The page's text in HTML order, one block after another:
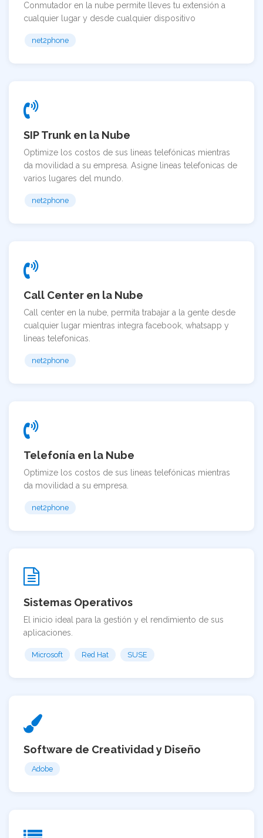
Conmutador en la nube permite lleves tu extensión a
cualquier lugar y desde cualquier dispositivo
net2phone
SIP Trunk en la Nube
Optimize los costos de sus lineas telefónicas mientras
da movilidad a su empresa. Asigne lineas telefonicas de
varios lugares del mundo.
net2phone
Call Center en la Nube
Call center en la nube, permita trabajar a la gente desde
cualquier lugar mientras integra facebook, whatsapp y
lineas telefonicas.
net2phone
Telefonía en la Nube
Optimize los costos de sus lineas telefónicas mientras
da movilidad a su empresa.
net2phone
Sistemas Operativos
El inicio ideal para la gestión y el rendimiento de sus
aplicaciones.
Microsoft Red Hat SUSE
Software de Creatividad y Diseño
Adobe